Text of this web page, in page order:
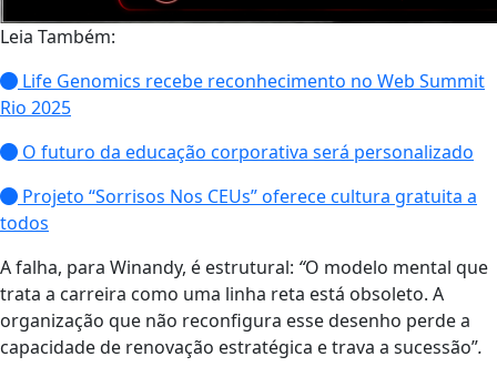
Leia Também:
Life Genomics recebe reconhecimento no Web Summit
Rio 2025
O futuro da educação corporativa será personalizado
Projeto “Sorrisos Nos CEUs” oferece cultura gratuita a
todos
A falha, para Winandy, é estrutural: “O modelo mental que
trata a carreira como uma linha reta está obsoleto. A
organização que não reconfigura esse desenho perde a
capacidade de renovação estratégica e trava a sucessão”.